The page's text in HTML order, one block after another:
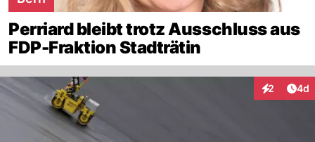
Perriard bleibt trotz Ausschluss aus
FDP-Fraktion Stadträtin
2 4d